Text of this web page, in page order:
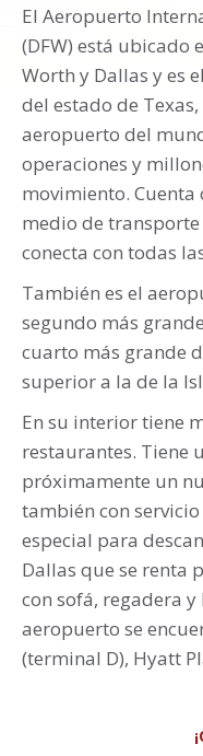
El Aeropuerto
(DFW) está ubicado
Worth y Dallas y es
del estado de
aeropuerto del
operaciones y
movimiento. Cuenta
medio de
conecta con todas
También es el
segundo más
cuarto más grande
superior a la de la
En su interior tiene
restaurantes. Tiene
próximamente un
también con servicio
especial para
Dallas que se renta
con sofá, regadera
aeropuerto se
(terminal D), Hyatt